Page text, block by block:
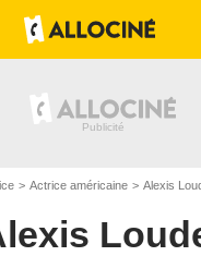
Actrice américaine Alexis